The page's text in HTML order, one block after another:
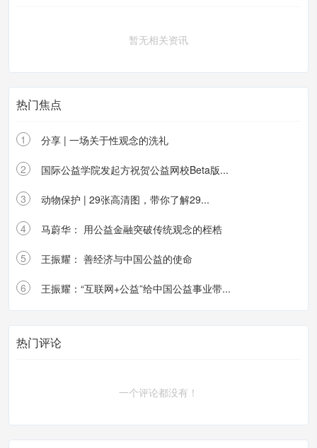
暂无相关资讯
热门焦点
1 分享 | 一场关于性观念的洗礼
2 国际公益学院发起方祝贺公益网校Beta版...
3 动物保护 | 29张高清图，带你了解29...
4 马蔚华： 用公益金融突破传统观念的桎梏
5 王振耀： 善经济与中国公益的使命
6 王振耀：“互联网+公益”给中国公益事业带...
热门评论
一个评论都没有！